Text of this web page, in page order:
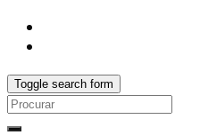
Toggle search form
Search